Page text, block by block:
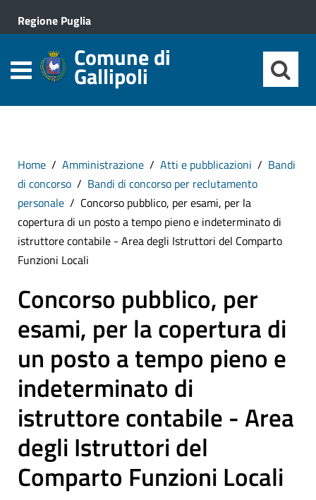
Regione Puglia
Comune di
Gallipoli
Home Amministrazione Atti e pubblicazioni
Bandi
di concorso
Bandi di concorso per reclutamento
personale
Concorso pubblico, per esami, per la
copertura di un posto a tempo pieno e indeterminato di
istruttore contabile - Area degli Istruttori del Comparto
Funzioni Locali
Concorso pubblico, per
esami, per la copertura di
un posto a tempo pieno e
indeterminato di
istruttore contabile - Area
degli Istruttori del
Comparto Funzioni Locali